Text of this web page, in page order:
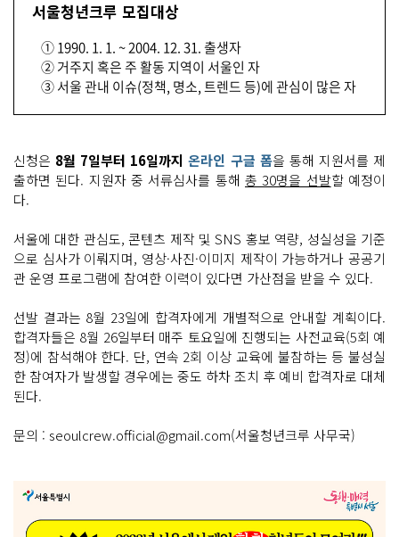
서울청년크루 모집대상
① 1990. 1. 1. ~ 2004. 12. 31. 출생자
② 거주지 혹은 주 활동 지역이 서울인 자
③ 서울 관내 이슈(정책, 명소, 트렌드 등)에 관심이 많은 자
신청은 8월 7일부터 16일까지 온라인 구글 폼을 통해 지원서를 제
출하면 된다. 지원자 중 서류심사를 통해 총 30명을 선발할 예정이
다.
서울에 대한 관심도, 콘텐츠 제작 및 SNS 홍보 역량, 성실성을 기준
으로 심사가 이뤄지며, 영상·사진·이미지 제작이 가능하거나 공공기
관 운영 프로그램에 참여한 이력이 있다면 가산점을 받을 수 있다.
선발 결과는 8월 23일에 합격자에게 개별적으로 안내할 계획이다.
합격자들은 8월 26일부터 매주 토요일에 진행되는 사전교육(5회 예
정)에 참석해야 한다. 단, 연속 2회 이상 교육에 불참하는 등 불성실
한 참여자가 발생할 경우에는 중도 하차 조치 후 예비 합격자로 대체
된다.
문의 : seoulcrew.official@gmail.com(서울청년크루 사무국)